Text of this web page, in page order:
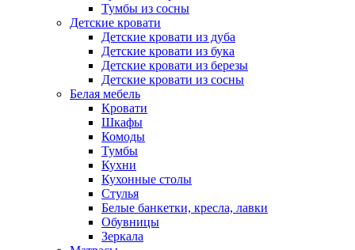
Тумбы из сосны
Детские кровати
Детские кровати из дуба
Детские кровати из бука
Детские кровати из березы
Детские кровати из сосны
Белая мебель
Кровати
Шкафы
Комоды
Тумбы
Кухни
Кухонные столы
Стулья
Белые банкетки, кресла, лавки
Обувницы
Зеркала